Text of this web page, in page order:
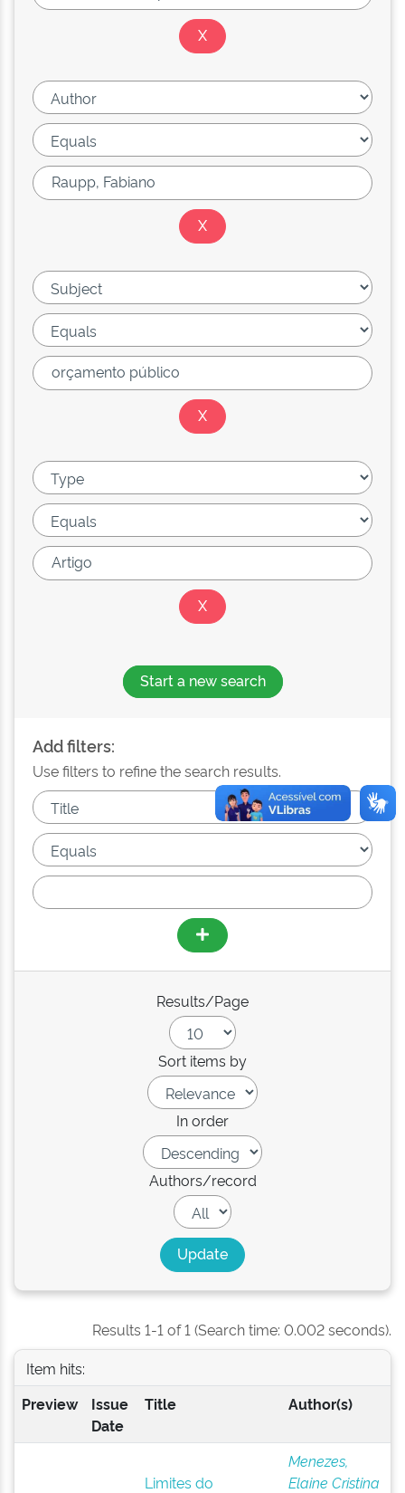
Start a new search
Add filters:
Use filters to refine the search results.
Results/Page
Sort items by
In order
Authors/record
Results 1-1 of 1 (Search time: 0.002 seconds).
Item hits:
Preview
Issue
Date
Title Author(s)
Limites do
Menezes,
Elaine Cristina